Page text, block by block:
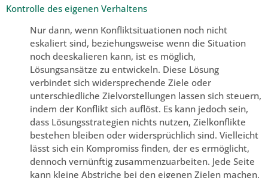
Kontrolle des eigenen Verhaltens
Nur dann, wenn Konfliktsituationen noch nicht
eskaliert sind, beziehungsweise wenn die Situation
noch deeskalieren kann, ist es möglich,
Lösungsansätze zu entwickeln. Diese Lösung
verbindet sich widersprechende Ziele oder
unterschiedliche Zielvorstellungen lassen sich steuern,
indem der Konflikt sich auflöst. Es kann jedoch sein,
dass Lösungsstrategien nichts nutzen, Zielkonflikte
bestehen bleiben oder widersprüchlich sind. Vielleicht
lässt sich ein Kompromiss finden, der es ermöglicht,
dennoch vernünftig zusammenzuarbeiten. Jede Seite
kann kleine Abstriche bei den eigenen Zielen machen,